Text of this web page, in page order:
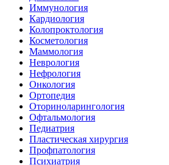
Иммунология
Кардиология
Колопроктология
Косметология
Маммология
Неврология
Нефрология
Онкология
Ортопедия
Оториноларингология
Офтальмология
Педиатрия
Пластическая хирургия
Профпатология
Психиатрия